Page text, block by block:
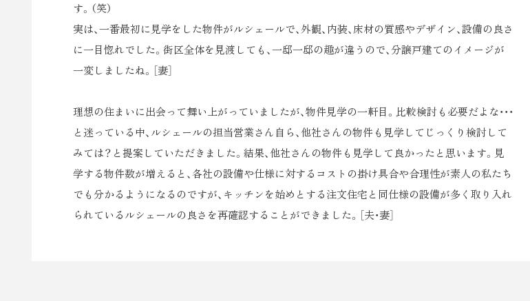
す。（笑）
実は、一番最初に見学をした物件がルシェールで、外観、内装、床材の質感やデザイン、設備の良さ
に一目惚れでした。街区全体を見渡しても、一邸一邸の趣が違うので、分譲戸建てのイメージが
一変しましたね。［妻］
理想の住まいに出会って舞い上がっていましたが、物件見学の一軒目。比較検討も必要だよな・・・
と迷っている中、ルシェールの担当営業さん自ら、他社さんの物件も見学してじっくり検討して
みては？と提案していただきました。結果、他社さんの物件も見学して良かったと思います。見
学する物件数が増えると、各社の設備や仕様に対するコストの掛け具合や合理性が素人の私たち
でも分かるようになるのですが、キッチンを始めとする注文住宅と同仕様の設備が多く取り入れ
られているルシェールの良さを再確認することができました。［夫・妻］